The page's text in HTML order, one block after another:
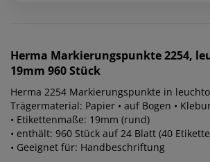
Herma Markierungspunkte 2254,
19mm 960 Stück
Herma 2254 Markierungspunkte in
Trägermaterial: Papier • auf Bogen •
• Etikettenmaße: 19mm (rund)
• enthält: 960 Stück auf 24 Blatt (40
• Geeignet für: Handbeschriftung